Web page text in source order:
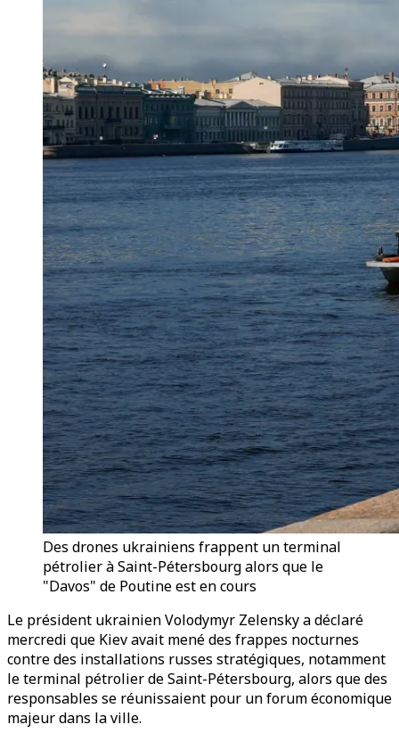
Des drones ukrainiens frappent un terminal
pétrolier à Saint-Pétersbourg alors que le
"Davos" de Poutine est en cours
Le président ukrainien Volodymyr Zelensky a déclaré
mercredi que Kiev avait mené des frappes nocturnes
contre des installations russes stratégiques, notamment
le terminal pétrolier de Saint-Pétersbourg, alors que des
responsables se réunissaient pour un forum économique
majeur dans la ville.